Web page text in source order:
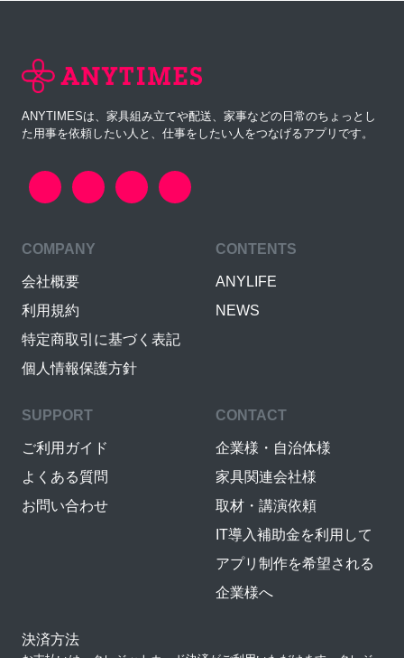
ANYTIMESは、家具組み立てや配送、家事などの日常のちょっとし
た用事を依頼したい人と、仕事をしたい人をつなげるアプリです。
COMPANY
会社概要
利用規約
特定商取引に基づく表記
個人情報保護方針
CONTENTS
ANYLIFE
NEWS
SUPPORT
ご利用ガイド
よくある質問
お問い合わせ
CONTACT
企業様・自治体様
家具関連会社様
取材・講演依頼
IT導入補助金を利用して
アプリ制作を希望される
企業様へ
決済方法